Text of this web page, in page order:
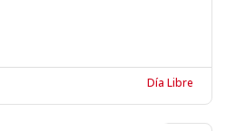
Día Libre